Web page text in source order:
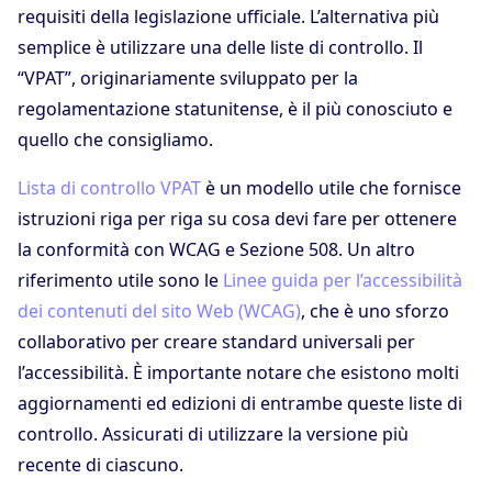
requisiti della legislazione ufficiale. L’alternativa più
semplice è utilizzare una delle liste di controllo. Il
“VPAT”, originariamente sviluppato per la
regolamentazione statunitense, è il più conosciuto e
quello che consigliamo.
Lista di controllo VPATè un modello utile che fornisce
istruzioni riga per riga su cosa devi fare per ottenere
la conformità con WCAG e Sezione 508. Un altro
riferimento utile sono le Linee guida per l’accessibilità
dei contenuti del sito Web (WCAG), che è uno sforzo
collaborativo per creare standard universali per
l’accessibilità. È importante notare che esistono molti
aggiornamenti ed edizioni di entrambe queste liste di
controllo. Assicurati di utilizzare la versione più
recente di ciascuno.